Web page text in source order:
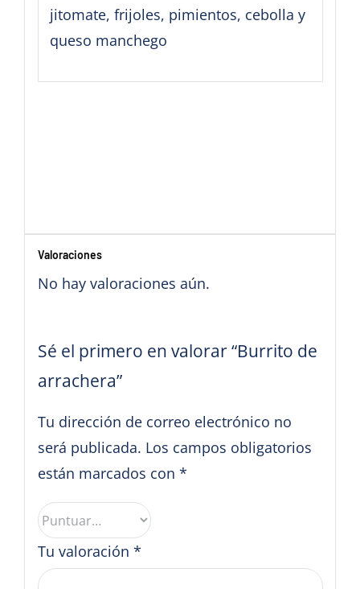
jitomate, frijoles, pimientos, cebolla y
queso manchego
Valoraciones
No hay valoraciones aún.
Sé el primero en valorar “Burrito de
arrachera”
Tu dirección de correo electrónico no
será publicada. Los campos obligatorios
están marcados con *
Tu valoración *